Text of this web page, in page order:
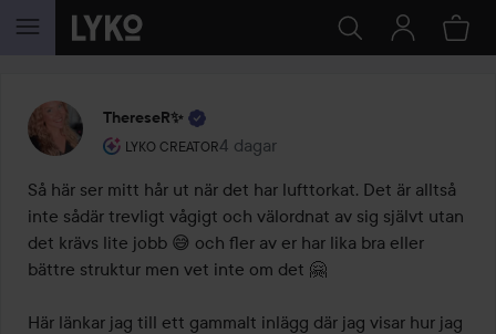
HOPPA TILL INNEHÅLLET
ThereseR✨
LYKO CREATOR
Användarens roll: Lyko Creator.
4 dagar
Inlägget skapades 4 dagar
Så här ser mitt hår ut när det har lufttorkat. Det är alltså
inte sådär trevligt vågigt och välordnat av sig självt utan
det krävs lite jobb 😅 och fler av er har lika bra eller
bättre struktur men vet inte om det 🤗
Här länkar jag till ett gammalt inlägg där jag visar hur jag